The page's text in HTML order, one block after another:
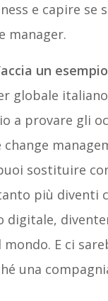
e capire se
manager.
un
globale
a provare gli
sostituire
più diventi
E ci
una